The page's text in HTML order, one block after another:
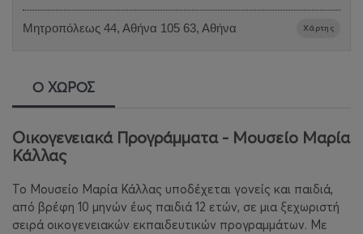
Μητροπόλεως 44, Αθήνα 105 63, Αθήνα Χάρτης
Ο ΧΩΡΟΣ
Οικογενειακά Προγράμματα - Μουσείο Μαρία
Κάλλας
Το Μουσείο Μαρία Κάλλας υποδέχεται γονείς και παιδιά,
από βρέφη 10 μηνών έως παιδιά 12 ετών, σε μια ξεχωριστή
σειρά οικογενειακών εκπαιδευτικών προγραμμάτων. Με